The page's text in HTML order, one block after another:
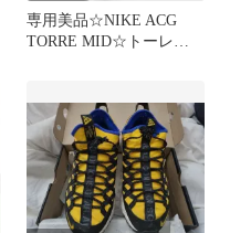
専用美品☆NIKE ACG
TORRE MID☆トーレ☆